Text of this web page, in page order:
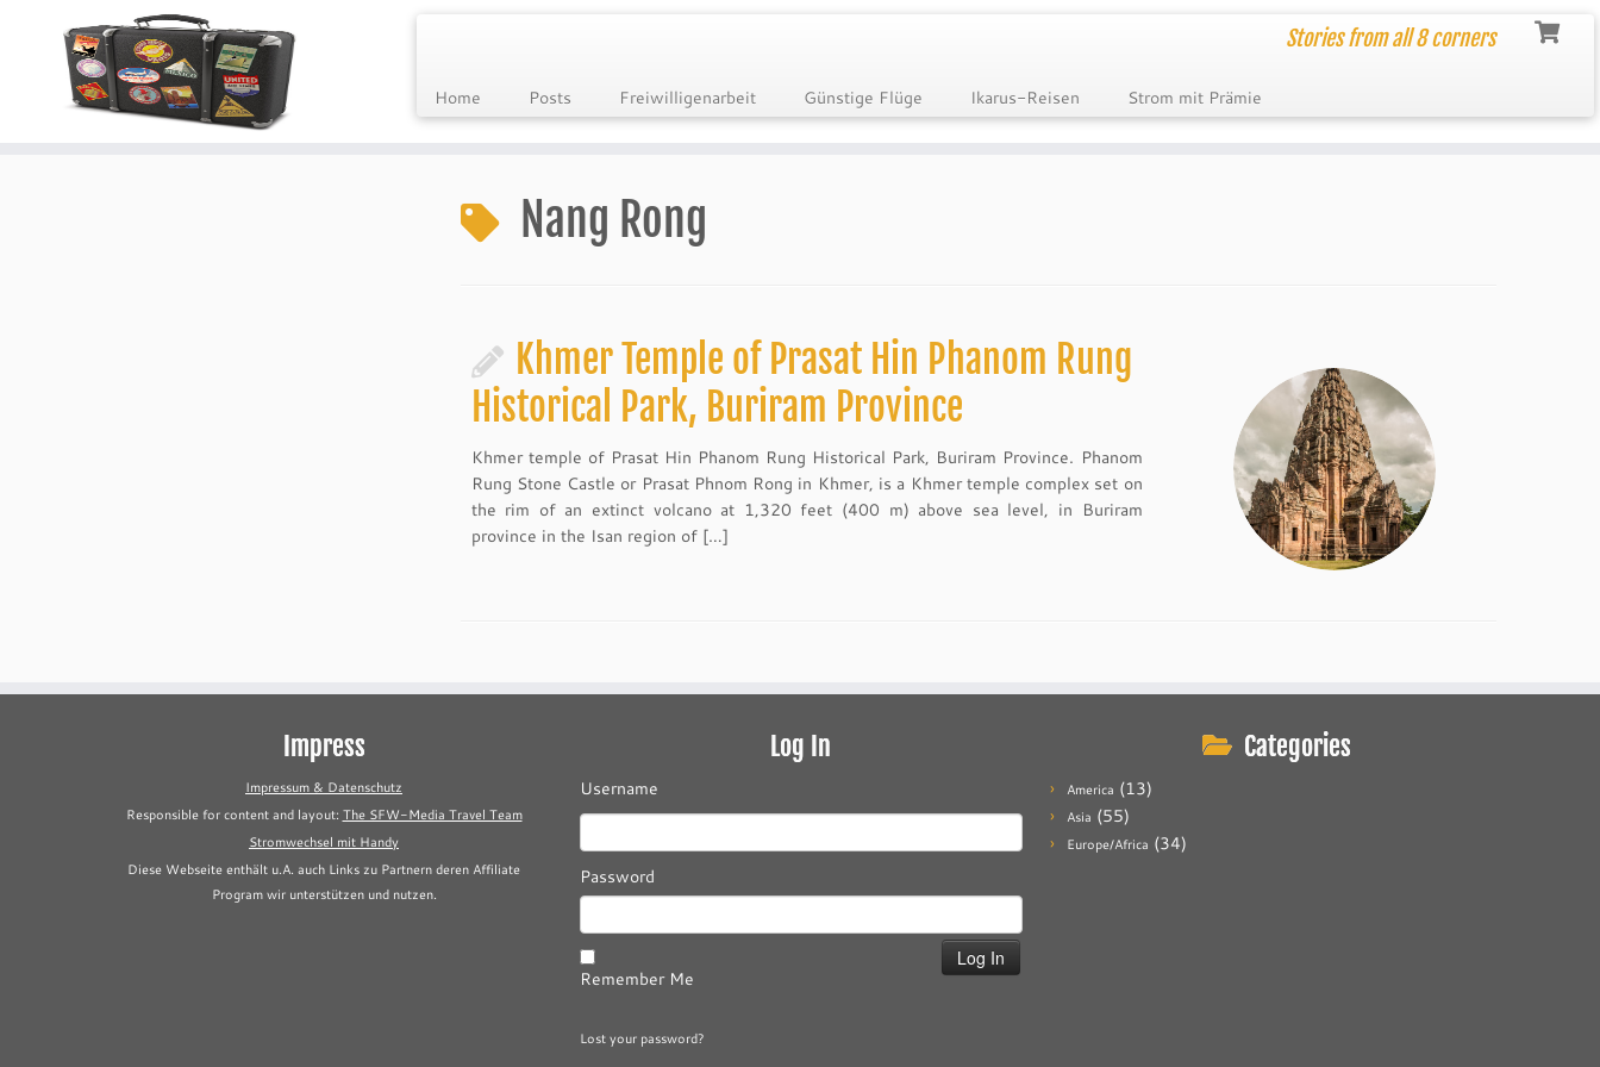
Stories from all 8 corners
Home Posts Freiwilligenarbeit Günstige Flüge Ikarus-Reisen Strom mit Prämie
Nang Rong
Khmer Temple of Prasat Hin Phanom Rung
Historical Park, Buriram Province
Khmer temple of Prasat Hin Phanom Rung Historical Park, Buriram Province. Phanom
Rung Stone Castle or Prasat Phnom Rong in Khmer, is a Khmer temple complex set on
the rim of an extinct volcano at 1,320 feet (400 m) above sea level, in Buriram
province in the Isan region of […]
Impress
Impressum & Datenschutz
Responsible for content and layout: The SFW-Media Travel Team
Stromwechsel mit Handy
Diese Webseite enthält u.A. auch Links zu Partnern deren Affiliate
Program wir unterstützen und nutzen.
Log In
Username
Password
Remember Me
Lost your password?
Categories
America (13)
Asia (55)
Europe/Africa (34)